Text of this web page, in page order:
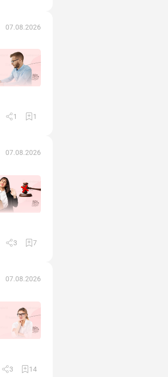
07.08.2026
1 1
07.08.2026
3 7
07.08.2026
3 14